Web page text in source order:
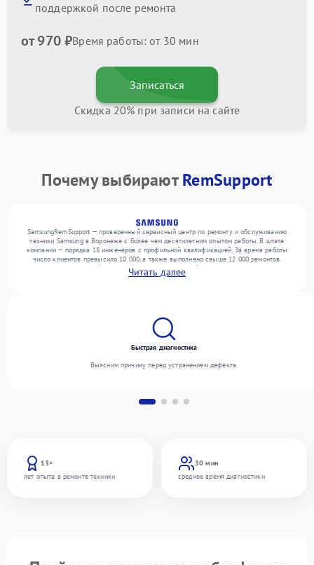
поддержкой после ремонта
от 970 ₽Время работы: от 30 мин
Записаться
Скидка 20% при записи на сайте
Почему выбираютRemSupport
SamsungRemSupport — проверенный сервисный центр по ремонту и обслуживанию
техники Samsung в Воронеже с более чем десятилетним опытом работы. В штате
компании — порядка 18 инженеров с профильной квалификацией. За время работы
число клиентов превысило 10 000, а также выполнено свыше 12 000 ремонтов.
Ежемесячно в сервисный центр поступает от 300 устройств, включая , , . Мы работаем
с широким спектром неисправностей и гарантируем высокое качество обслуживания
Читать далее
13+
лет опыта в ремонте техники
30 мин
среднее время диагностики
Быстрая диагностика
Выясним причину перед устранением дефекта.